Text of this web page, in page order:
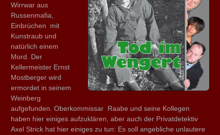
Wirrwar aus
Russenmafia,
Einbrüchen mit
Kunstraub und
natürlich einem
Mord. Der
Kellermeister Ernst
Mostberger wird
ermordet in seinem
Weinberg
aufgefunden. Oberkommissar Raabe und seine Kollegen
haben hier einiges aufzuklären, aber auch der Privatdetektiv
Axel Strick hat hier einiges zu tun: Es soll angebliche unlautere